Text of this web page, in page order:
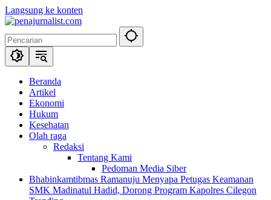
Langsung ke konten
Beranda
Artikel
Ekonomi
Hukum
Kesehatan
Olah raga
Redaksi
Tentang Kami
Pedoman Media Siber
Bhabinkamtibmas Ramanuju Menyapa Petugas Keamanan
SMK Madinatul Hadid, Dorong Program Kapolres Cilegon